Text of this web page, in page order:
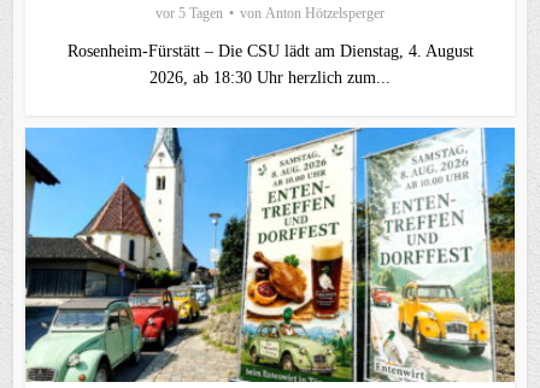
vor 5 Tagen von Anton Hötzelsperger
Rosenheim‑Fürstätt – Die CSU lädt am Dienstag, 4. August
2026, ab 18:30 Uhr herzlich zum...